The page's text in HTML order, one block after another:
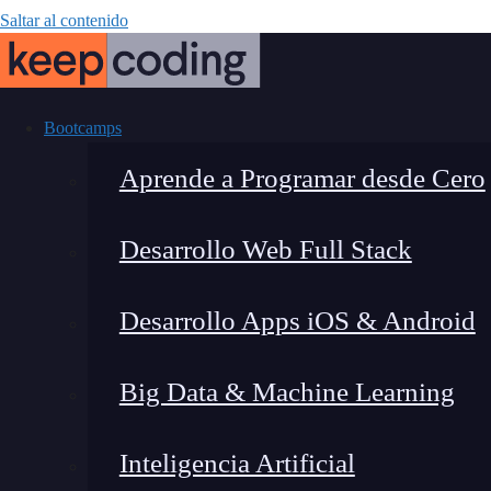
Saltar al contenido
Bootcamps
Aprende a Programar desde Cero
Desarrollo Web Full Stack
Desarrollo Apps iOS & Android
Big Data & Machine Learning
Inteligencia Artificial
¿Qué
trabajar con